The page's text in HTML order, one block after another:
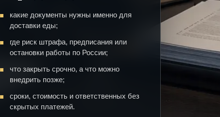
какие документы нужны именно для
доставки еды;
где риск штрафа, предписания или
остановки работы по России;
что закрыть срочно, а что можно
внедрить позже;
сроки, стоимость и ответственных без
скрытых платежей.